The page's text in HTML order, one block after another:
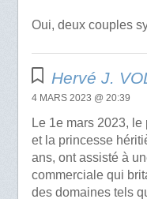
Oui, deux couples
Hervé J.
4 MARS 2023 @ 20:39
Le 1e mars 2023,
et la princesse
ans, ont assisté à
commerciale qui
des domaines tels